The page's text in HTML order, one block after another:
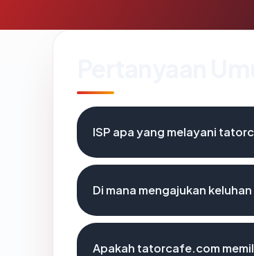
ISP apa yang melayani
Di mana mengajukan
Apakah tatorcafe.com